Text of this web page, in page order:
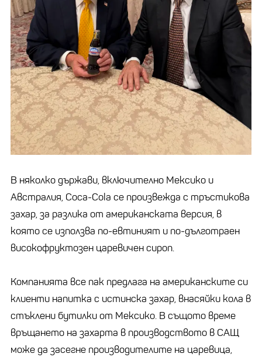
В няколко държави, включително Мексико и
Австралия, Coca-Cola се произвежда с тръстикова
захар, за разлика от американската версия, в
която се използва по-евтиният и по-дълготраен
високофруктозен царевичен сироп.
Компанията все пак предлага на американските си
клиенти напитка с истинска захар, внасяйки кола в
стъклени бутилки от Мексико. В същото време
връщането на захарта в производството в САЩ
може да засегне производителите на царевица,